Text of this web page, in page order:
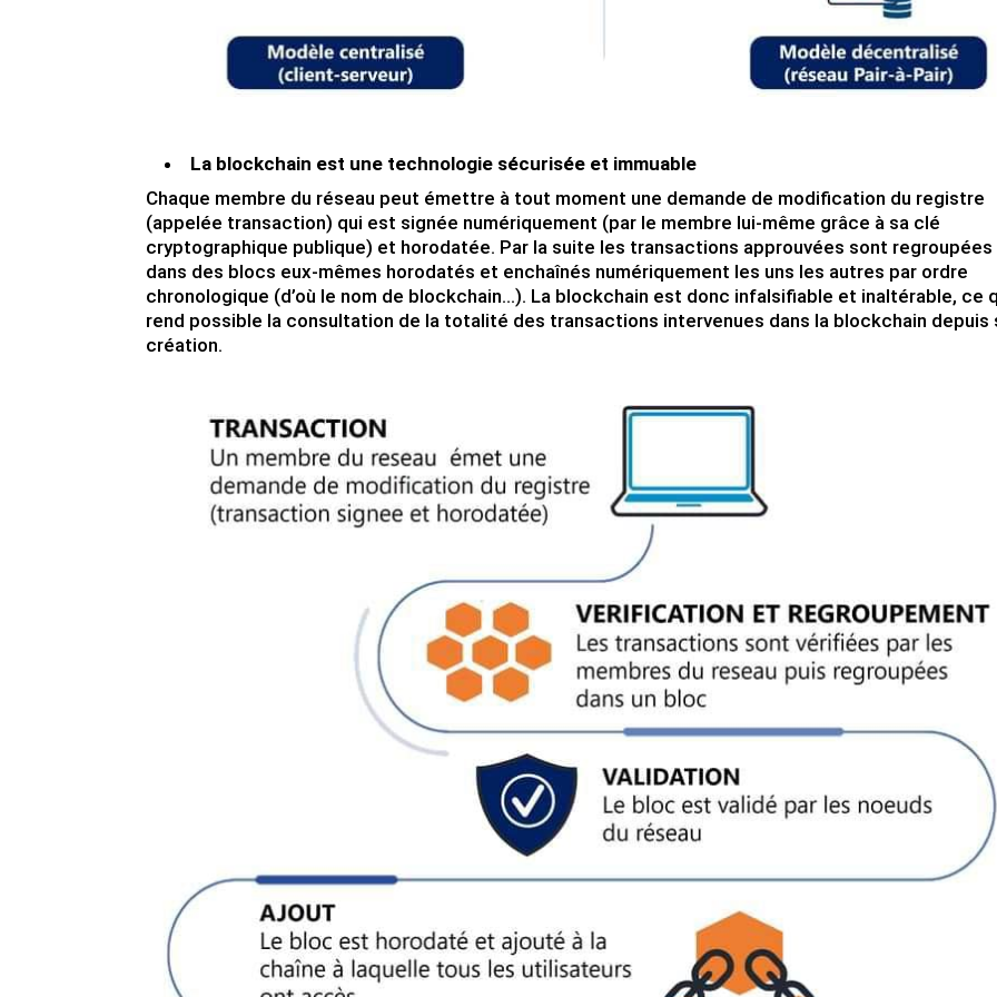
La blockchain est une technologie sécurisée et immuable
Chaque membre du réseau peut émettre à tout moment une demande de modification du registre
(appelée transaction) qui est signée numériquement (par le membre lui-même grâce à sa clé
cryptographique publique) et horodatée. Par la suite les transactions approuvées sont regroupées
dans des blocs eux-mêmes horodatés et enchaînés numériquement les uns les autres par ordre
chronologique (d’où le nom de blockchain…). La blockchain est donc infalsifiable et inaltérable, ce
rend possible la consultation de la totalité des transactions intervenues dans la blockchain depuis
création.